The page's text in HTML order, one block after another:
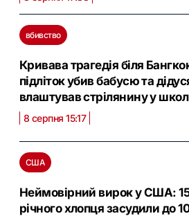
вбивство
Кривава трагедія біля
підліток убив бабусю та
влаштував стрілянину у
8 серпня 15:17
США
Неймовірний вирок у США:
річного хлопця засудили до